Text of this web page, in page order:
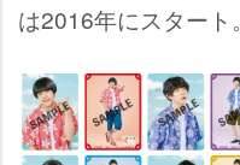
は2016年にスタート。